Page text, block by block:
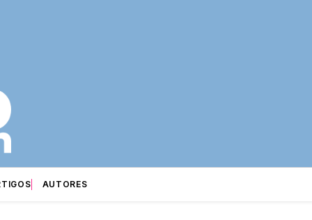
AUTORES